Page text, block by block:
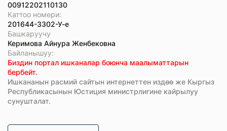
00912202110130
Каттоо номери:
201644-3302-У-е
Башкаруучу
Керимова Айнура Женбековна
Байланышуу:
Биздин портал ишканалар боюнча маалыматтарын
бербейт.
Ишкананын расмий сайтын интернеттен издөө же Кыргыз
Республикасынын Юстиция министрлигине кайрылуу
сунушталат.